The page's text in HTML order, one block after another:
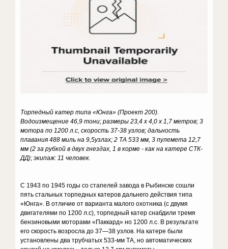
Торпедный катер типа «Юнга» (Проект 200).
Водоизмещение 46,9 тони; размеры 23,4 х 4,0 х 1,7 метров; 3
мотора по 1200 л.с, скорость 37-38 узлов; дальность
плавания 488 миль на 9,5узлах; 2 ТА 533 мм, 3 пулемета 12,7
мм (2 за рубкой в двух гнездах, 1 в корме - как на катере СТК-
ДД); экипаж: 11 человек.
С 1943 по 1945 годы со стапелей завода в Рыбинске сошли
пять стальных торпедных катеров дальнего действия типа
«Юнга». В отличие от варианта малого охотника (с двумя
двигателями по 1200 л.с), торпедный катер снабдили тремя
бензиновыми моторами «Паккард» но 1200 л.с. В результате
его скорость возросла до 37—38 узлов. На катере были
установлены два трубчатых 533-мм ТА, но автоматических